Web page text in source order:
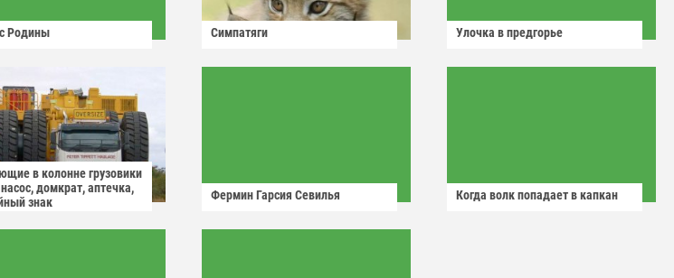
Родины Симпатяги Улочка в предгорье
в колонне грузовики
домкрат, аптечка,
знак
Фермин Гарсия Севилья Когда волк попадает в капкан